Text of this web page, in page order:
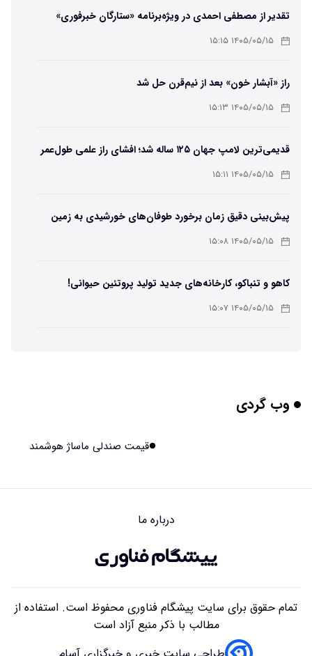
تقدیر از مصطفی احمدی در ویژه‌برنامه «ستارگان خبرفوری»
۱۴۰۵/۰۵/۱۵ ۱۵:۱۵
راز «آبشار خون» بعد از نیم‌قرن حل شد
۱۴۰۵/۰۵/۱۵ ۱۵:۱۳
قدیمی‌ترین لامپ جهان ۱۲۵ ساله شد؛ افشای راز علمی طول‌عمر
لامپ سنتنیال
۱۴۰۵/۰۵/۱۵ ۱۵:۱۱
پیش‌بینی دقیق زمان برخورد طوفان‌های خورشیدی به زمین
ممکن شد
۱۴۰۵/۰۵/۱۵ ۱۵:۰۸
کاهو و تنباکو، کارخانه‌های جدید تولید پروتئین حیوانی!
۱۴۰۵/۰۵/۱۵ ۱۵:۰۷
چرا افراد مضطرب دنیا را متفاوت می بینند؟
وب گردی
قیمت صندلی ماساژ هوشمند
درباره ما
تمام حقوق برای سایت پیشگام فناوری محفوظ است. استفاده از
مطالب با ذکر منبع آزاد است